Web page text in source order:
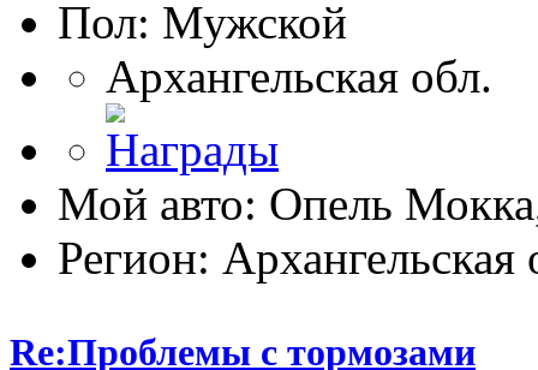
Пол:
Архангельская обл.
Мой авто: Опель
Регион: Архангельская
Re:Проблемы с тормозами